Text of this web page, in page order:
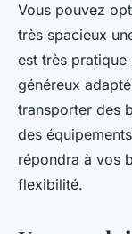
Vous pouvez
très spacieux
est très pratique
généreux
transporter des
des
répondra à vos
flexibilité.